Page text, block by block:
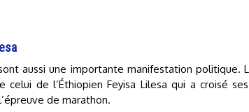
aussi une importante manifestation politique.
de l’Éthiopien Feyisa Lilesa qui a croisé
de marathon.